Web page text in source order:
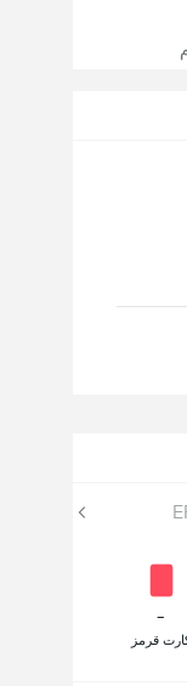
-
قرمز